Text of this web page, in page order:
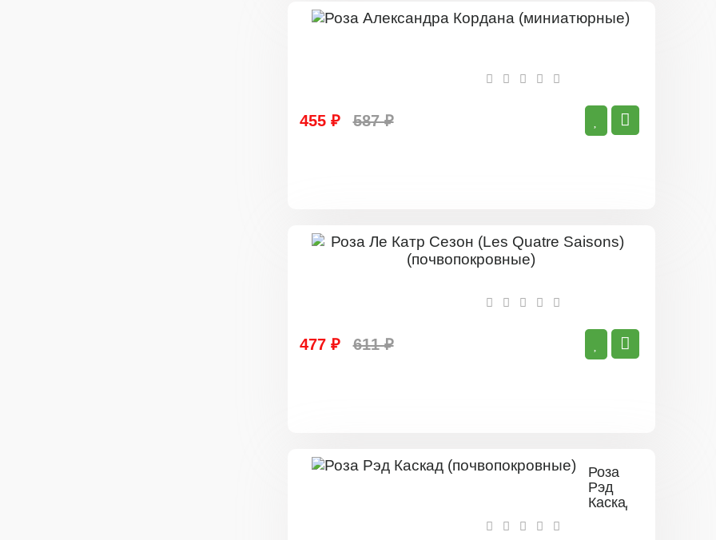
455 ₽ 587 ₽
477 ₽ 611 ₽
Роза
Рэд
Каскад